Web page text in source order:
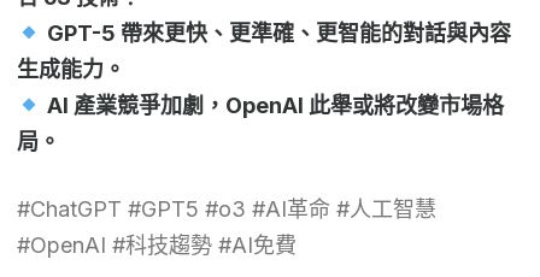
GPT-5 帶來更快、更準確、更智能的對話與內容
生成能力。
AI 產業競爭加劇，OpenAI 此舉或將改變市場格
局。
#ChatGPT #GPT5 #o3 #AI革命 #人工智慧
#OpenAI #科技趨勢 #AI免費